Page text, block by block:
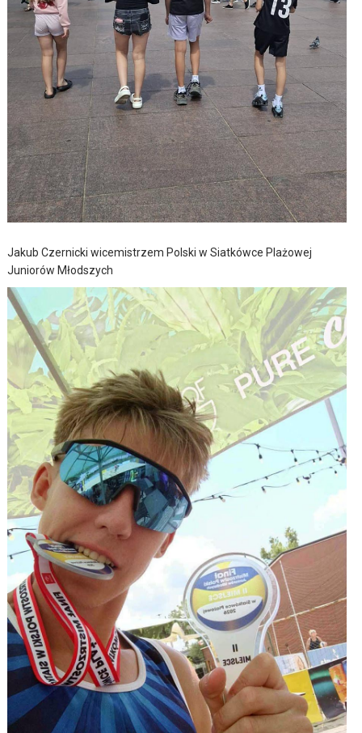
Jakub Czernicki wicemistrzem Polski w Siatkówce Plażowej
Juniorów Młodszych